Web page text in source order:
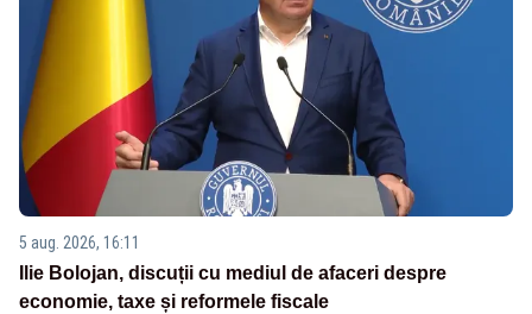
5 aug. 2026, 16:11
Ilie Bolojan, discuții cu mediul de afaceri despre
economie, taxe și reformele fiscale